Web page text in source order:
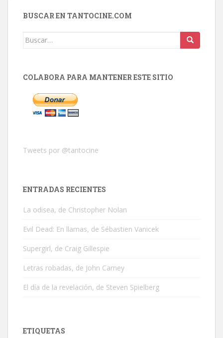
BUSCAR EN TANTOCINE.COM
Buscar:
COLABORA PARA MANTENER ESTE SITIO
Tweets por @tantocine
ENTRADAS RECIENTES
La odisea, de Christopher Nolan
Evil Dead: En llamas, de Sébastien Vanicek
Supergirl, de Craig Gillespie
Letras robadas, de John Carney
El día de la revelación, de Steven Spielberg
ETIQUETAS